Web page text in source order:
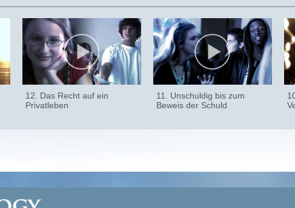
12. Das Recht auf ein
Privatleben
11. Unschuldig bis zum
Beweis der Schuld